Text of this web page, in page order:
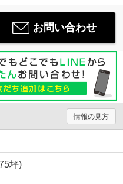
お問い合わせ
情報の見方
坪)